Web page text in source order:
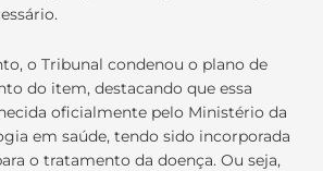
o Tribunal condenou o plano de
do item, destacando que essa
oficialmente pelo Ministério da
em saúde, tendo sido incorporada
o tratamento da doença. Ou seja,